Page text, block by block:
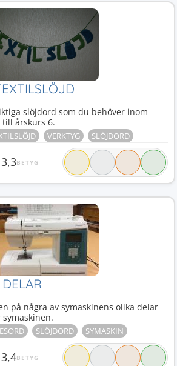
slöjdord som du behöver inom
årskurs 6.
VERKTYG SLÖJDORD
BETYG
på några av symaskinens olika delar
SLÖJDORD SYMASKIN
BETYG